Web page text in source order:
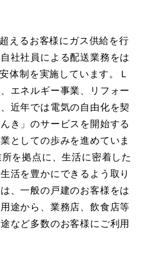
えるお客様にガス供給を行
社社員による配送業務をは
体制を実施しています。Ｌ
エネルギー事業、リフォー
近年では電気の自由化を契
き」のサービスを開始する
としての歩みを進めていま
を拠点に、生活に密着した
活を豊かにできるよう取り
、一般の戸建のお客様をは
途から、業務店、飲食店等
など多数のお客様にご利用